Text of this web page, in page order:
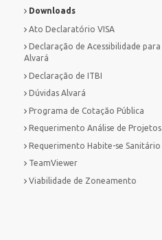
Downloads
Ato Declaratório VISA
Declaração de Acessibilidade para
Alvará
Declaração de ITBI
Dúvidas Alvará
Programa de Cotação Pública
Requerimento Análise de Projetos
Requerimento Habite-se Sanitário
TeamViewer
Viabilidade de Zoneamento